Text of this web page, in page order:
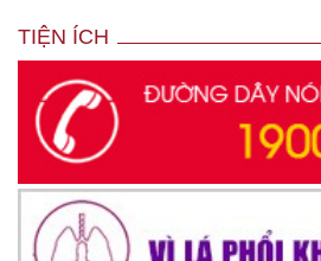
TIỆN ÍCH